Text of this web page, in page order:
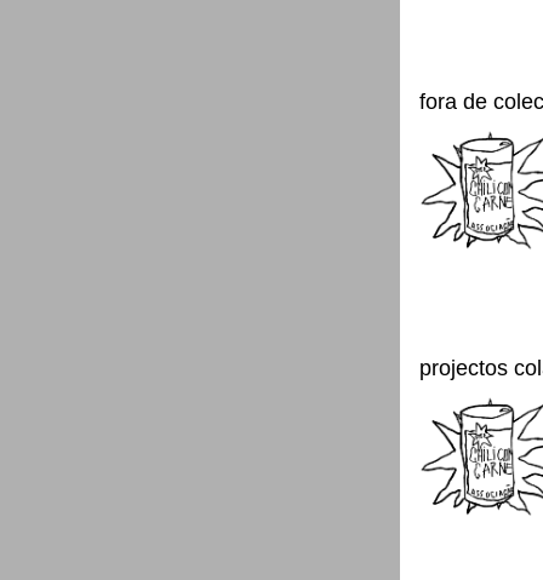
fora de
projectos